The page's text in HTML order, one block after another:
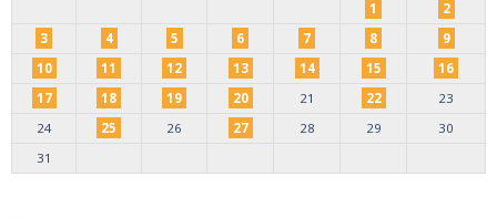
1
2
3
4 5 6 7 8
9
10
11 12 13 14 15
16
17
18 19 20 21 22
23
24
25 26 27 28 29
30
31